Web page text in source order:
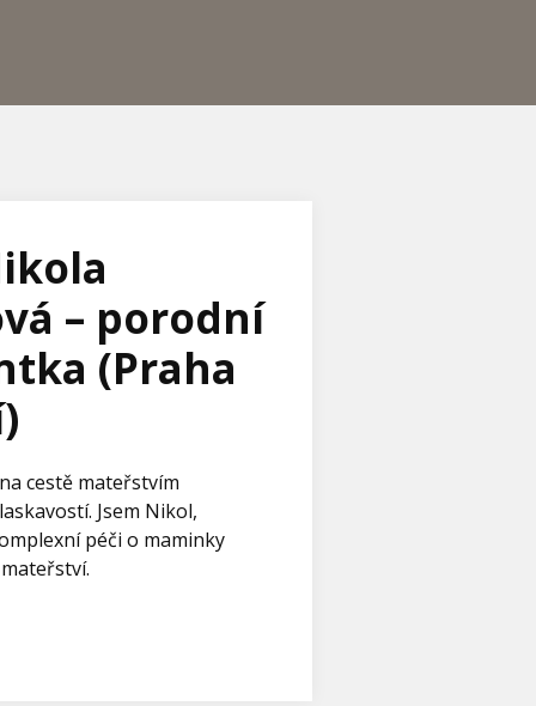
– porodní
(Praha
cestě mateřstvím
Jsem Nikol,
péči o maminky